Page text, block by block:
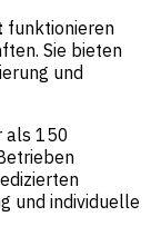
funktionieren
Sie bieten
und
als 150
und individuelle